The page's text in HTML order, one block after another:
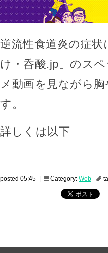
逆流性食道炎の症
け・呑酸.jp」のス
メ動画を見ながら
す。
詳しくは以下
posted 05:45 | Category: Web